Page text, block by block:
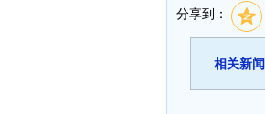
分享到：
相关新闻